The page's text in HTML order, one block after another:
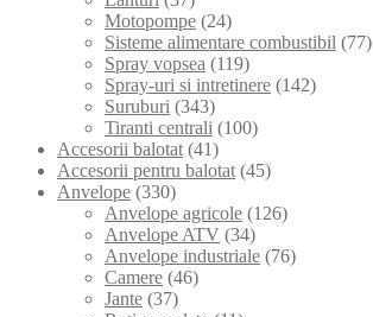
Motopompe (24)
Sisteme alimentare combustibil (77)
Spray vopsea (119)
Spray-uri si intretinere (142)
Suruburi (343)
Tiranti centrali (100)
Accesorii balotat (41)
Accesorii pentru balotat (45)
Anvelope (330)
Anvelope agricole (126)
Anvelope ATV (34)
Anvelope industriale (76)
Camere (46)
Jante (37)